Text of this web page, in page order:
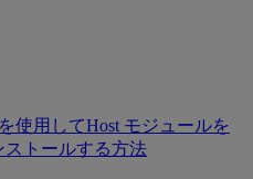
使用してHost モジュールを
ストールする方法